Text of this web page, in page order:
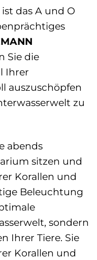
das A und O
Sie die
Ihrer
auszuschöpfen
zu
abends
sitzen und
Korallen und
Beleuchtung
sondern
Ihrer Tiere. Sie
Korallen und